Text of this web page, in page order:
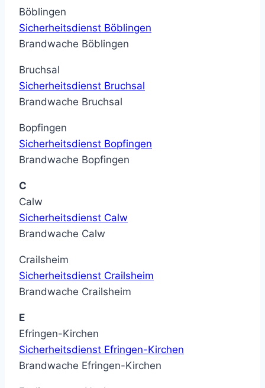
Böblingen
Sicherheitsdienst Böblingen
Brandwache Böblingen
Bruchsal
Sicherheitsdienst Bruchsal
Brandwache Bruchsal
Bopfingen
Sicherheitsdienst Bopfingen
Brandwache Bopfingen
C
Calw
Sicherheitsdienst Calw
Brandwache Calw
Crailsheim
Sicherheitsdienst Crailsheim
Brandwache Crailsheim
E
Efringen-Kirchen
Sicherheitsdienst Efringen-Kirchen
Brandwache Efringen-Kirchen